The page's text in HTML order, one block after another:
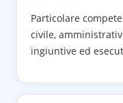
Particolare
civile,
ingiuntive ed